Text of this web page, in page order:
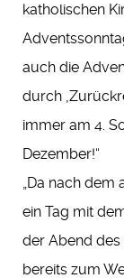
katholischen
auch die
durch
immer am 4.
Dezember!“
„Da nach dem
ein Tag mit
der Abend des
bereits zum